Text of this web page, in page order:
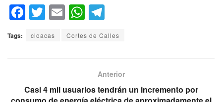
F
a
c
o
T
wi
tt
E
m
ail
W
h
at
p
el
e
a
m
Tags: cloacas Cortes de Calles
Anterior
Casi 4 mil usuarios tendrán un incremento por